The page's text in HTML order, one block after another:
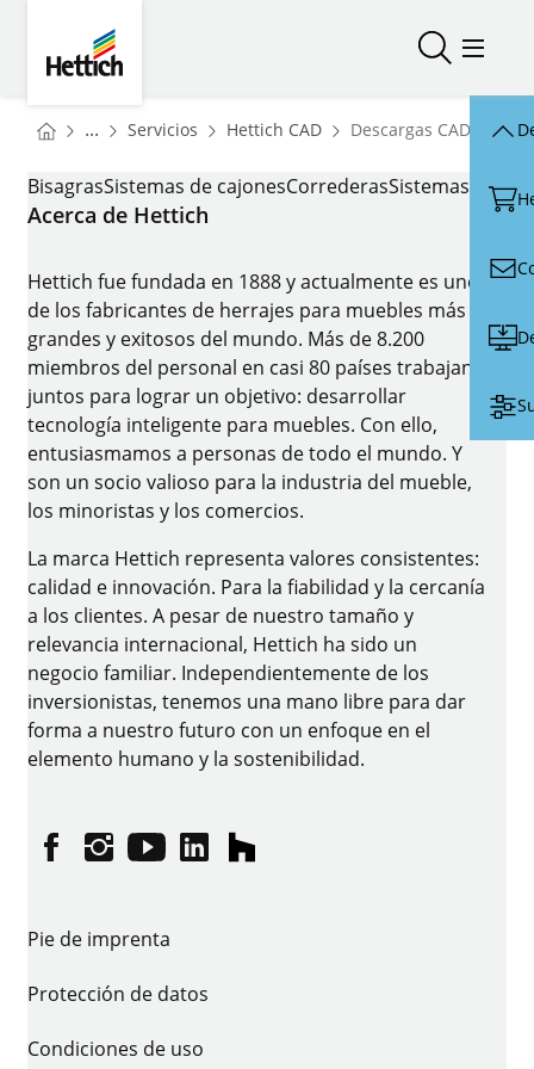
Abrir/Abrir/
You are here:
Homepage
... Servicios Homepage
Hettich CADHomepage
Descargas CAD
DESCARGAS CAD
BisagrasSistemas de cajonesCorrederasSistemas de
Acerca de Hettich
Hettich fue fundada en 1888 y actualmente es uno
de los fabricantes de herrajes para muebles más
grandes y exitosos del mundo. Más de 8.200
miembros del personal en casi 80 países trabajan
juntos para lograr un objetivo: desarrollar
tecnología inteligente para muebles. Con ello,
entusiasmamos a personas de todo el mundo. Y
son un socio valioso para la industria del mueble,
los minoristas y los comercios.
La marca Hettich representa valores consistentes:
calidad e innovación. Para la fiabilidad y la cercanía
a los clientes. A pesar de nuestro tamaño y
relevancia internacional, Hettich ha sido un
negocio familiar. Independientemente de los
inversionistas, tenemos una mano libre para dar
forma a nuestro futuro con un enfoque en el
elemento humano y la sostenibilidad.
FacebookInstagram
YouTubelinkedinhouzz
Pie de imprenta
Protección de datos
Condiciones de uso